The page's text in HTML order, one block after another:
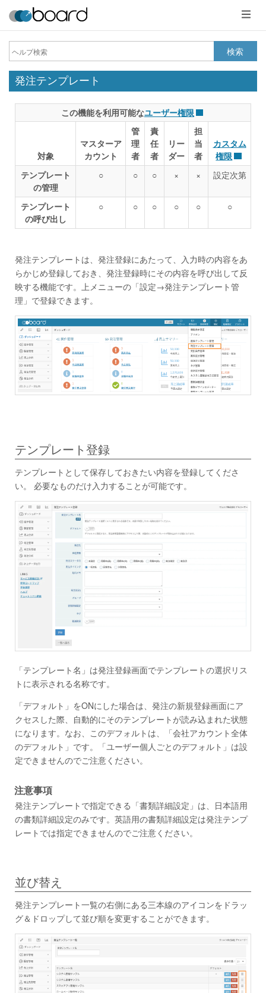
メ
ニ
ュ
ー
検索
発注テンプレート
この機能を利用可能なユーザー権限
対象
マスターア
カウント
管
理
者
責
任
者
リー
ダー
担
当
者
カスタム
権限
テンプレート
の管理
○ ○ ○ × × 設定次第
テンプレート
の呼び出し
○ ○ ○ ○ ○ ○
発注テンプレートは、発注登録にあたって、入力時の内容をあ
らかじめ登録しておき、発注登録時にその内容を呼び出して反
映する機能です。上メニューの「設定→発注テンプレート管
理」で登録できます。
テンプレート登録
テンプレートとして保存しておきたい内容を登録してくださ
い。 必要なものだけ入力することが可能です。
「テンプレート名」は発注登録画面でテンプレートの選択リス
トに表示される名称です。
「デフォルト」をONにした場合は、発注の新規登録画面にア
クセスした際、自動的にそのテンプレートが読み込まれた状態
になります。なお、このデフォルトは、「会社アカウント全体
のデフォルト」です。「ユーザー個人ごとのデフォルト」は設
定できませんのでご注意ください。
注意事項
発注テンプレートで指定できる「書類詳細設定」は、日本語用
の書類詳細設定のみです。英語用の書類詳細設定は発注テンプ
レートでは指定できませんのでご注意ください。
並び替え
発注テンプレート一覧の右側にある三本線のアイコンをドラッ
グ＆ドロップして並び順を変更することができます。